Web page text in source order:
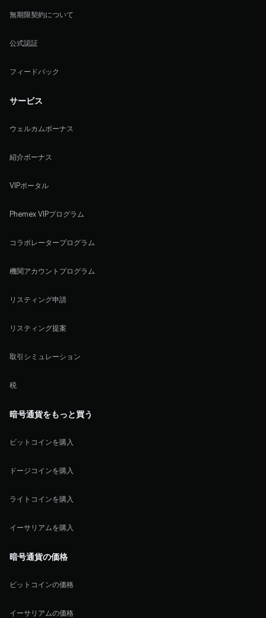
無期限契約について
公式認証
フィードバック
サービス
ウェルカムボーナス
紹介ボーナス
VIPポータル
Phemex VIPプログラム
コラボレータープログラム
機関アカウントプログラム
リスティング申請
リスティング提案
取引シミュレーション
税
暗号通貨をもっと買う
ビットコインを購入
ドージコインを購入
ライトコインを購入
イーサリアムを購入
暗号通貨の価格
ビットコインの価格
イーサリアムの価格